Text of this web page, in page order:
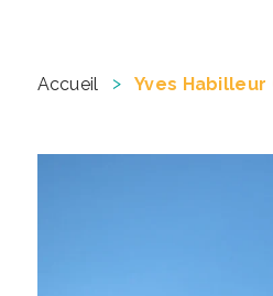
Accueil > Yves Habilleur